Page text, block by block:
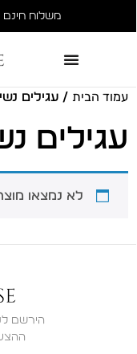
משלוח חינם עד
עמוד הבית / עגילים
עגילים
לא נמצאו